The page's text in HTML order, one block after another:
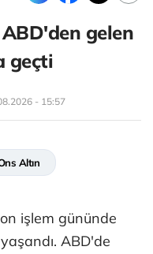
gelen
geçti
- 15:57
Altın
işlem gününde
ABD'de